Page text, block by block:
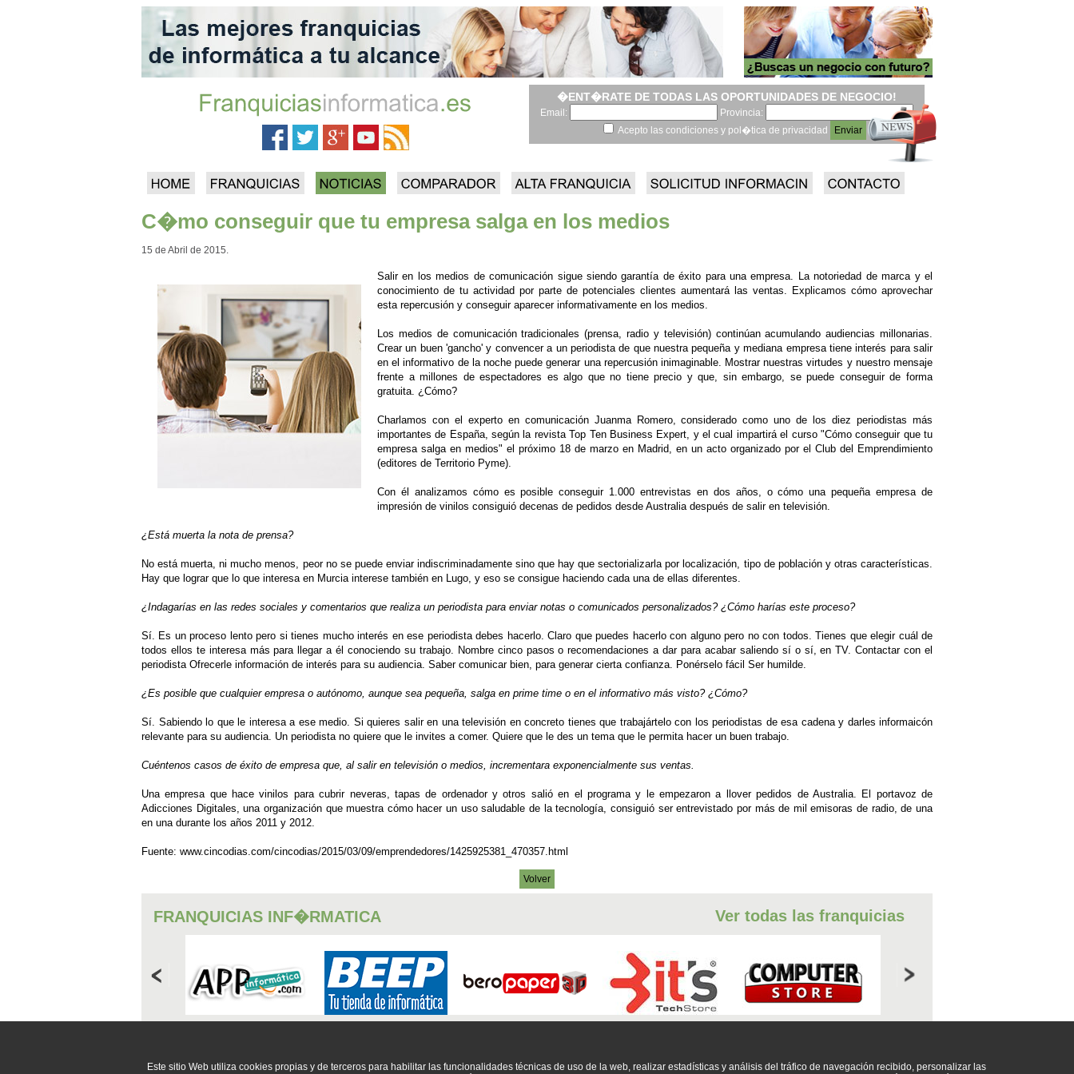
�ENT�RATE DE TODAS LAS OPORTUNIDADES DE NEGOCIO!
Email:
Provincia:
Acepto las condiciones y pol�tica de privacidad
C�mo conseguir que tu empresa salga en los medios
15 de Abril de 2015.
Salir en los medios de comunicación sigue siendo garantía de éxito para una empresa. La notoriedad de marca y el
conocimiento de tu actividad por parte de potenciales clientes aumentará las ventas. Explicamos cómo aprovechar
esta repercusión y conseguir aparecer informativamente en los medios.
Los medios de comunicación tradicionales (prensa, radio y televisión) continúan acumulando audiencias millonarias.
Crear un buen 'gancho' y convencer a un periodista de que nuestra pequeña y mediana empresa tiene interés para salir
en el informativo de la noche puede generar una repercusión inimaginable. Mostrar nuestras virtudes y nuestro mensaje
frente a millones de espectadores es algo que no tiene precio y que, sin embargo, se puede conseguir de forma
gratuita. ¿Cómo?
Charlamos con el experto en comunicación Juanma Romero, considerado como uno de los diez periodistas más
importantes de España, según la revista Top Ten Business Expert, y el cual impartirá el curso "Cómo conseguir que tu
empresa salga en medios" el próximo 18 de marzo en Madrid, en un acto organizado por el Club del Emprendimiento
(editores de Territorio Pyme).
Con él analizamos cómo es posible conseguir 1.000 entrevistas en dos años, o cómo una pequeña empresa de
impresión de vinilos consiguió decenas de pedidos desde Australia después de salir en televisión.
¿Está muerta la nota de prensa?
No está muerta, ni mucho menos, peor no se puede enviar indiscriminadamente sino que hay que sectorializarla por localización, tipo de población y otras características.
Hay que lograr que lo que interesa en Murcia interese también en Lugo, y eso se consigue haciendo cada una de ellas diferentes.
¿Indagarías en las redes sociales y comentarios que realiza un periodista para enviar notas o comunicados personalizados? ¿Cómo harías este proceso?
Sí. Es un proceso lento pero si tienes mucho interés en ese periodista debes hacerlo. Claro que puedes hacerlo con alguno pero no con todos. Tienes que elegir cuál de
todos ellos te interesa más para llegar a él conociendo su trabajo. Nombre cinco pasos o recomendaciones a dar para acabar saliendo sí o sí, en TV. Contactar con el
periodista Ofrecerle información de interés para su audiencia. Saber comunicar bien, para generar cierta confianza. Ponérselo fácil Ser humilde.
¿Es posible que cualquier empresa o autónomo, aunque sea pequeña, salga en prime time o en el informativo más visto? ¿Cómo?
Sí. Sabiendo lo que le interesa a ese medio. Si quieres salir en una televisión en concreto tienes que trabajártelo con los periodistas de esa cadena y darles informaicón
relevante para su audiencia. Un periodista no quiere que le invites a comer. Quiere que le des un tema que le permita hacer un buen trabajo.
Cuéntenos casos de éxito de empresa que, al salir en televisión o medios, incrementara exponencialmente sus ventas.
Una empresa que hace vinilos para cubrir neveras, tapas de ordenador y otros salió en el programa y le empezaron a llover pedidos de Australia. El portavoz de
Adicciones Digitales, una organización que muestra cómo hacer un uso saludable de la tecnología, consiguió ser entrevistado por más de mil emisoras de radio, de una
en una durante los años 2011 y 2012.
Fuente: www.cincodias.com/cincodias/2015/03/09/emprendedores/1425925381_470357.html
Volver
FRANQUICIAS INF�RMATICA Ver todas las franquicias
Este sitio Web utiliza cookies propias y de terceros para habilitar las funcionalidades técnicas de uso de la web, realizar estadísticas y análisis del tráfico de navegación recibido, personalizar las